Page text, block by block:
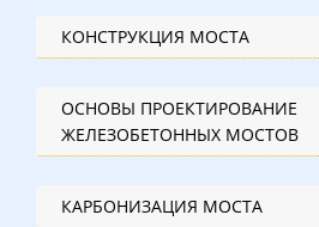
КОНСТРУКЦИЯ МОСТА
ОСНОВЫ ПРОЕКТИРОВАНИЕ
ЖЕЛЕЗОБЕТОННЫХ МОСТОВ
КАРБОНИЗАЦИЯ МОСТА